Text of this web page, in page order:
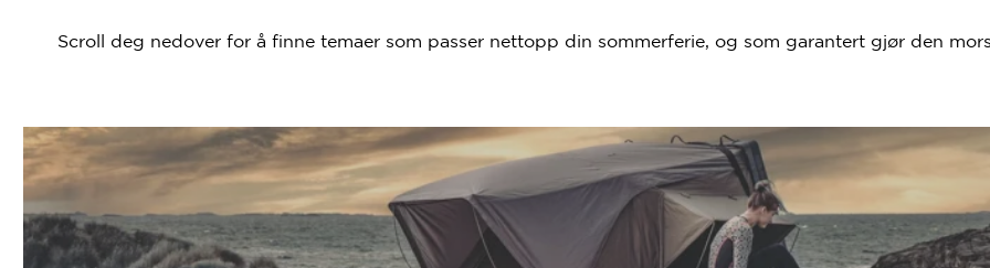
Scroll deg nedover for å finne temaer som passer nettopp din sommerferie, og som garantert gjør den